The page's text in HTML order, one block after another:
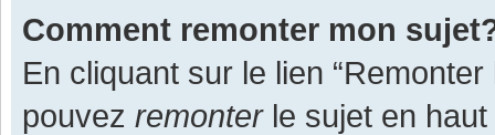
Comment remonter mon
En cliquant sur le lien
pouvez remonterle sujet en haut